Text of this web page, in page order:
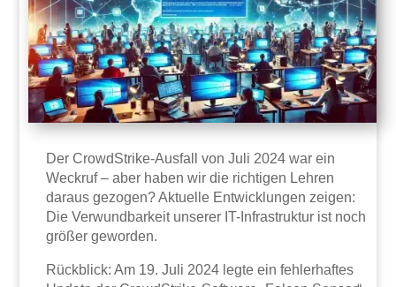
Der CrowdStrike-Ausfall von Juli 2024 war ein
Weckruf – aber haben wir die richtigen Lehren
daraus gezogen? Aktuelle Entwicklungen zeigen:
Die Verwundbarkeit unserer IT-Infrastruktur ist noch
größer geworden.
Rückblick: Am 19. Juli 2024 legte ein fehlerhaftes